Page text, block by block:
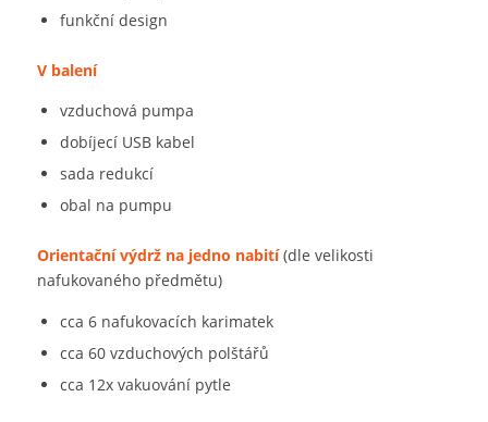
funkční design
V balení
vzduchová pumpa
dobíjecí USB kabel
sada redukcí
obal na pumpu
Orientační výdrž na jedno nabití(dle velikosti
nafukovaného předmětu)
cca 6 nafukovacích karimatek
cca 60 vzduchových polštářů
cca 12x vakuování pytle